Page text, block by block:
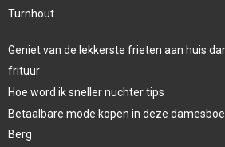
Turnhout
Geniet van de lekkerste frieten aan huis
frituur
Hoe word ik sneller nuchter tips
Betaalbare mode kopen in deze
Berg